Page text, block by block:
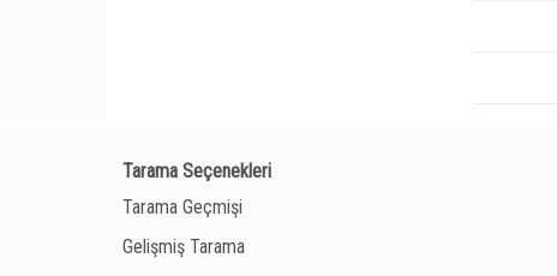
Tarama Seçenekleri
Tarama Geçmişi
Gelişmiş Tarama